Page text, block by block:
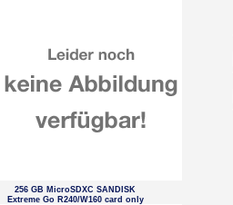
256 GB MicroSDXC SANDISK
Extreme Go R240/W160 card only